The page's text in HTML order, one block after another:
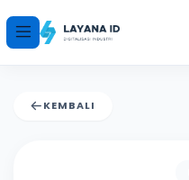
KEMBALI